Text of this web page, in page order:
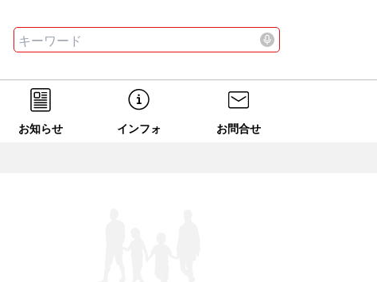
お知らせ インフォ お問合せ